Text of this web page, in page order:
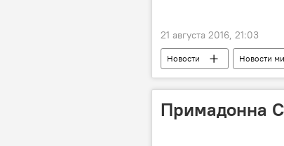
21 августа 2016, 21:03
Новости Новости
Примадонна